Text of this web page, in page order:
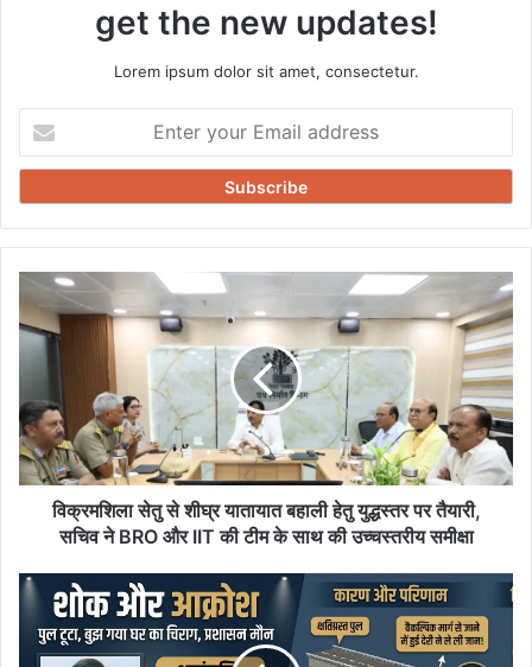
get the new updates!
Lorem ipsum dolor sit amet, consectetur.
your
Email
विक्रमशिला
सेतु
से
शीघ्र
बहाली
हेतु
युद्धस्तर
पर
तैयारी,
BRO
और
विक्रमशिला सेतु से शीघ्र यातायात बहाली हेतु युद्धस्तर पर तैयारी,
सचिव ने BRO और IIT की टीम के साथ की उच्चस्तरीय समीक्षा
पुल
टूटा,
गया